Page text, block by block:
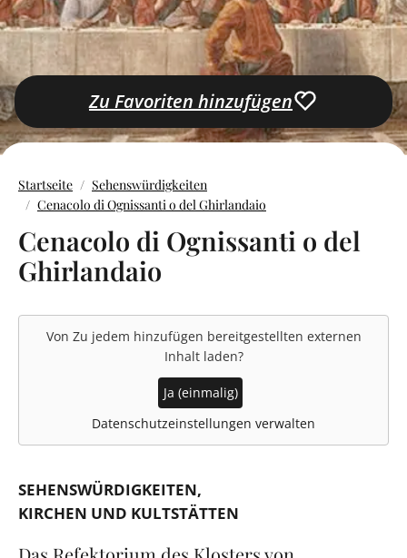
Zu Favoriten hinzufügen
Startseite
Sehenswürdigkeiten
Cenacolo di Ognissanti o del Ghirlandaio
Cenacolo di Ognissanti o del
Ghirlandaio
Von Zu jedem hinzufügen bereitgestellten externen
Inhalt laden?
Ja (einmalig)
Datenschutzeinstellungen verwalten
SEHENSWÜRDIGKEITEN
KIRCHEN UND KULTSTÄTTEN